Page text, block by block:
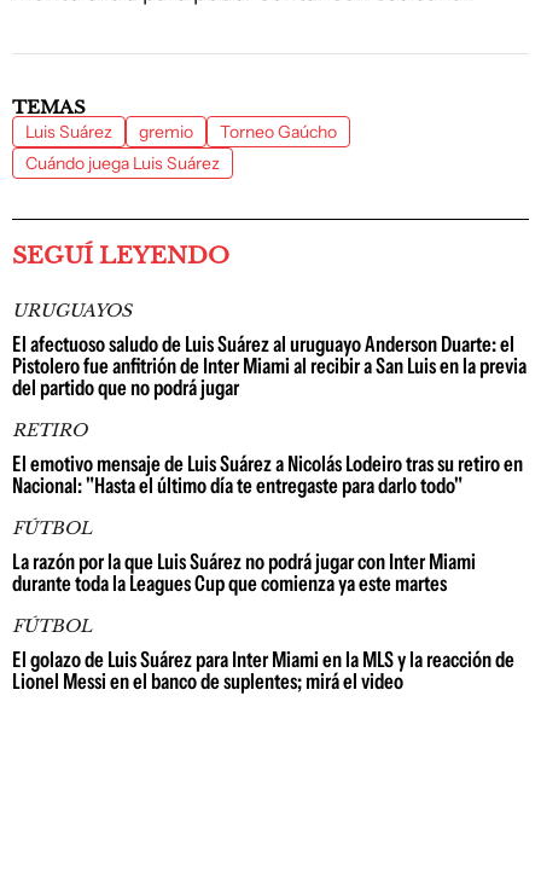
TEMAS
Luis Suárez gremio
Torneo Gaúcho
Cuándo juega Luis Suárez
SEGUÍ LEYENDO
URUGUAYOS
El afectuoso saludo de Luis Suárez al uruguayo Anderson Duarte: el
Pistolero fue anfitrión de Inter Miami al recibir a San Luis en la previa
del partido que no podrá jugar
RETIRO
El emotivo mensaje de Luis Suárez a Nicolás Lodeiro tras su retiro en
Nacional: "Hasta el último día te entregaste para darlo todo"
FÚTBOL
La razón por la que Luis Suárez no podrá jugar con Inter Miami
durante toda la Leagues Cup que comienza ya este martes
FÚTBOL
El golazo de Luis Suárez para Inter Miami en la MLS y la reacción de
Lionel Messi en el banco de suplentes; mirá el video